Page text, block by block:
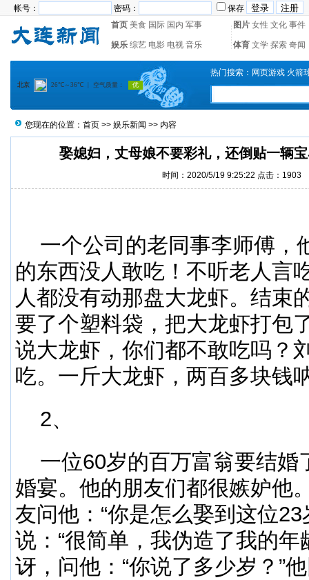
帐号： 密码：
保存
首页 美食 国际 国内 军事 图片 女性 文化 事件
娱乐 综艺 电影 电视 音乐 体育 文学 探索 奇闻
热门搜索： 网页游戏 火箭
您现在的位置： 首页 >> 娱乐新闻 >> 内容
娶媳妇，丈母娘不要彩礼，还倒贴一辆
时间：2020/5/19 9:25:22 点击：1903
一个公司的老同事李师傅，
的东西没人敢吃！不听老人言
人都没有动那盘大龙虾。结束
要了个塑料袋，把大龙虾打包
说大龙虾，你们都不敢吃吗？
吃。一斤大龙虾，两百多块钱
2、
一位60岁的百万富翁要结
婚宴。他的朋友们都很嫉妒他
友问他：“你是怎么娶到这位
说：“很简单，我伪造了我的
讶，问他：“你说了多少岁？”